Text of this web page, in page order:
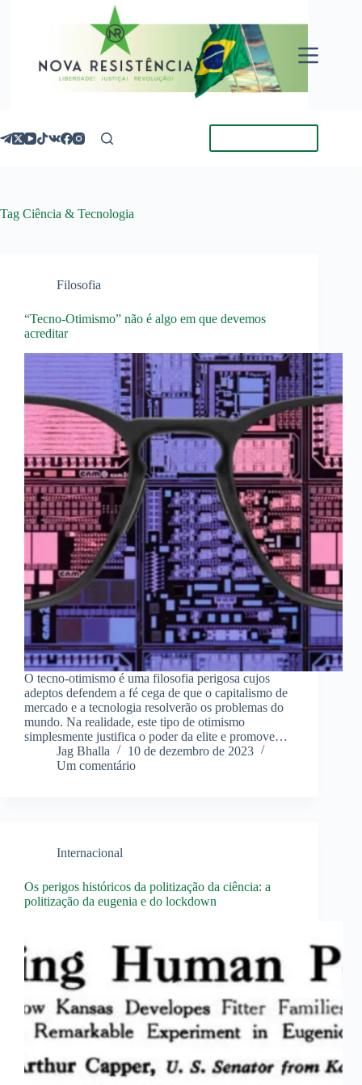
Tag Ciência & Tecnologia
Filosofia
“Tecno-Otimismo” não é algo em que devemos
acreditar
O tecno-otimismo é uma filosofia perigosa cujos
adeptos defendem a fé cega de que o capitalismo de
mercado e a tecnologia resolverão os problemas do
mundo. Na realidade, este tipo de otimismo
simplesmente justifica o poder da elite e promove…
Jag Bhalla
10 de dezembro de 2023
Um comentário
Internacional
Os perigos históricos da politização da ciência: a
politização da eugenia e do lockdown